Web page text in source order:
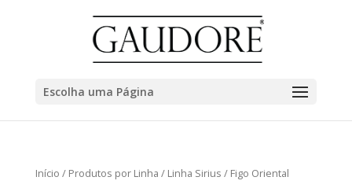
Escolha uma Página
Início / Produtos por Linha / Linha Sirius / Figo Oriental